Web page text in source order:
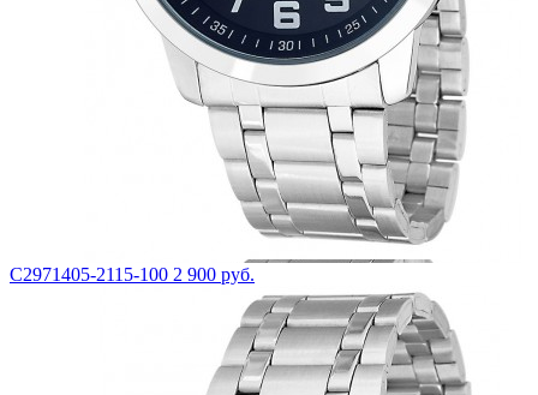
С2971405-2115-100 2 900 руб.